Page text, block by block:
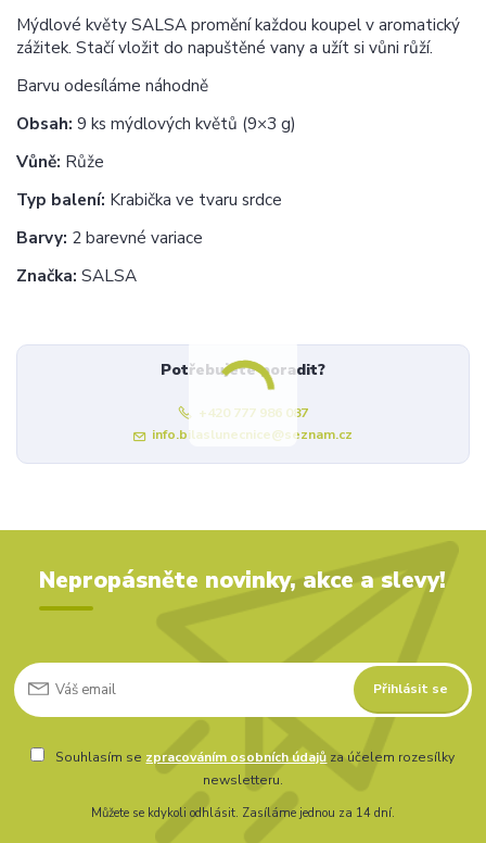
Mýdlové květy SALSA promění každou koupel v aromatický
zážitek. Stačí vložit do napuštěné vany a užít si vůni růží.
Barvu odesíláme náhodně
Obsah: 9 ks mýdlových květů (9×3 g)
Vůně: Růže
Typ balení: Krabička ve tvaru srdce
Barvy: 2 barevné variace
Značka: SALSA
Potřebujete poradit?
+420 777 986 087
info.bilaslunecnice@seznam.cz
Nepropásněte novinky, akce a slevy!
Přihlásit se
Souhlasím se zpracováním osobních údajů za účelem rozesílky
newsletteru.
Můžete se kdykoli odhlásit. Zasíláme jednou za 14 dní.